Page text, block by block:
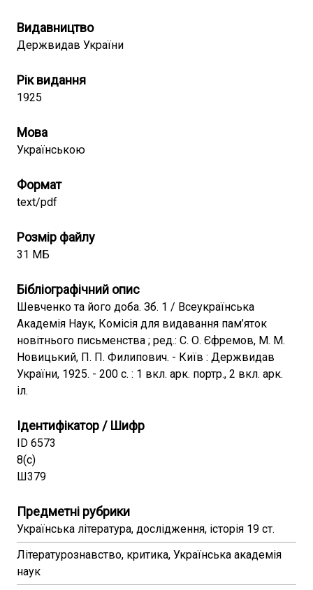
Видавництво
Держвидав України
Рік видання
1925
Мова
Українською
Формат
text/pdf
Розмір файлу
31 МБ
Бібліографічний опис
Шевченко та його доба. Зб. 1 / Всеукраїнська
Академія Наук, Комісія для видавання пам’яток
новітнього письменства ; ред.: С. О. Єфремов, М. М.
Новицький, П. П. Филипович. - Київ : Держвидав
України, 1925. - 200 с. : 1 вкл. арк. портр., 2 вкл. арк.
іл.
Ідентифікатор / Шифр
ID 6573
8(с)
Ш379
Предметні рубрики
Українська література, дослідження, історія 19 ст.
Літературознавство, критика, Українська академія
наук